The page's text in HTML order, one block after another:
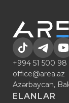
+994 51 500 98
office@area.az
Azərbaycan,
ELANLAR